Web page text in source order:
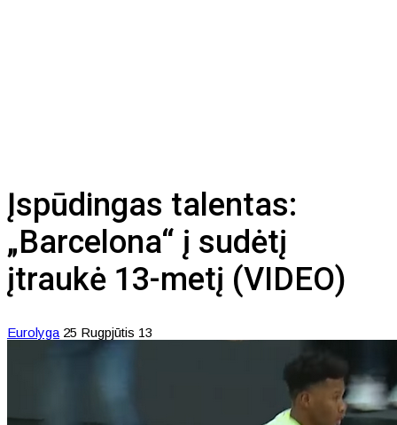
Įspūdingas talentas:
„Barcelona“ į sudėtį
įtraukė 13-metį (VIDEO)
Eurolyga 25 Rugpjūtis 13